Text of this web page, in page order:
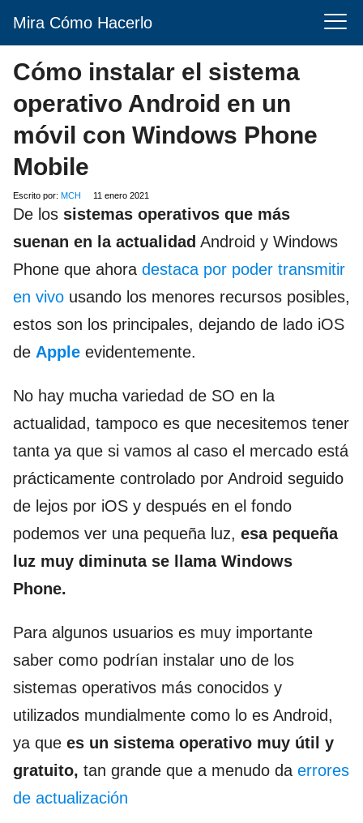
Mira Cómo Hacerlo
Cómo instalar el sistema
operativo Android en un
móvil con Windows Phone
Mobile
Escrito por: MCH 11 enero 2021
De los sistemas operativos que más
suenan en la actualidad Android y Windows
Phone que ahora destaca por poder transmitir
en vivo usando los menores recursos posibles,
estos son los principales, dejando de lado iOS
de Apple evidentemente.
No hay mucha variedad de SO en la
actualidad, tampoco es que necesitemos tener
tanta ya que si vamos al caso el mercado está
prácticamente controlado por Android seguido
de lejos por iOS y después en el fondo
podemos ver una pequeña luz, esa pequeña
luz muy diminuta se llama Windows
Phone.
Para algunos usuarios es muy importante
saber como podrían instalar uno de los
sistemas operativos más conocidos y
utilizados mundialmente como lo es Android,
ya que es un sistema operativo muy útil y
gratuito, tan grande que a menudo da errores
de actualización